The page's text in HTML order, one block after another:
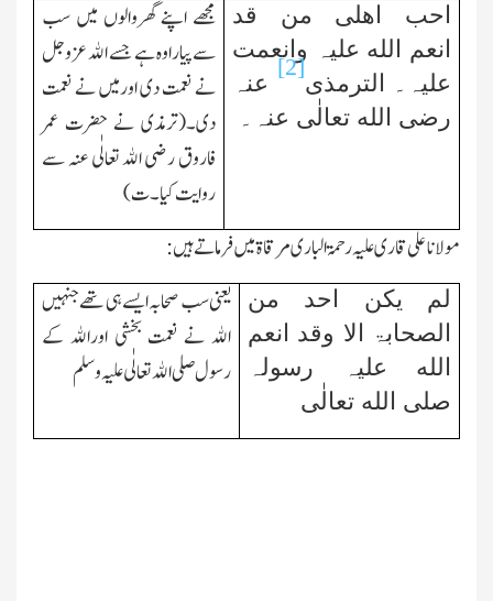
احب اھلی من قد
انعم الله علیہ وانعمت
علیہ۔ الترمذی
[2]
عنہ
رضی الله تعالٰی عنہ۔
مجھے اپنے گھروالوں میں سب
سے پیاراوہ ہے جسے الله عزوجل
نے نعمت دی اورمیں نے نعمت
دی۔(ترمذی نے حضرت عمر
فاروق رضی الله تعالٰی عنہ سے
روایت کیا۔ت)
مولانا علی قاری علیہ رحمۃ الباری مرقاۃ میں فرماتے ہیں:
لم یکن احد من
الصحابۃ الا وقد انعم
الله علیہ رسولہ
صلی الله تعالٰی
یعنی سب صحابہ ایسے ہی تھے جنہیں
الله نے نعمت بخشی اورالله کے
رسول صلی الله تعالٰی علیہ وسلم